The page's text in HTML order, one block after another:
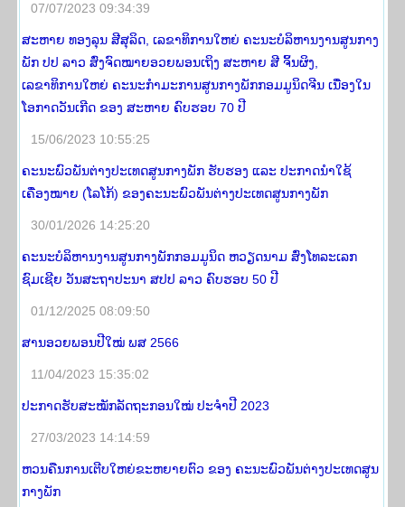
07/07/2023 09:34:39
ສະຫາຍ ທອງລຸນ ສີສຸລິດ, ເລຂາທິການໃຫຍ່ ຄະນະບໍລິຫານງານສູນກາງ
ພັກ ປປ ລາວ ສົ່ງຈົດໝາຍອວຍພອນເຖິງ ສະຫາຍ ສີ ຈິ້ນຜິງ,
ເລຂາທິການໃຫຍ່ ຄະນະກໍາມະການສູນກາງພັກກອມມູນິດຈີນ ເນື່ອງໃນ
ໂອກາດວັນເກີດ ຂອງ ສະຫາຍ ຄົບຮອບ 70 ປີ
15/06/2023 10:55:25
ຄະນະພົວພັນຕ່າງປະເທດສູນກາງພັກ ຮັບຮອງ ແລະ ປະກາດນຳໃຊ້
ເຄື່່ອງໝາຍ (ໂລໂກ້) ຂອງຄະນະພົວພັນຕ່າງປະເທດສູນກາງພັກ
30/01/2026 14:25:20
ຄະນະບໍລິຫານງານສູນກາງພັກກອມມູນິດ ຫວຽດນາມ ສົ່ງໂທລະເລກ
ຊົມເຊີຍ ວັນສະຖາປະນາ ສປປ ລາວ ຄົບຮອບ 50 ປີ
01/12/2025 08:09:50
ສານອວຍພອນປີໃໝ່ ພສ 2566
11/04/2023 15:35:02
ປະກາດຮັບສະໝັກລັດຖະກອນໃໝ່ ປະຈຳປີ 2023
27/03/2023 14:14:59
ຫວນ​ຄ​ືນ​ການ​ເຕີບ​ໃຫຍ່​ຂະ​ຫຍາຍ​ຕົວ ຂອງ ຄະ​ນະ​ພົວ​ພັນ​ຕ່າງ​ປະ​ເທດ​ສູນ​
ກາງ​ພັກ